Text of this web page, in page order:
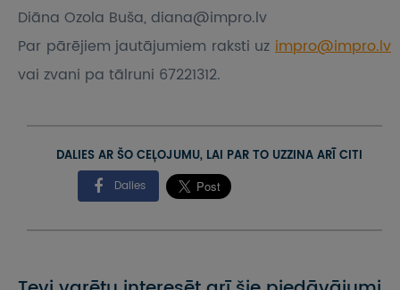
Diāna Ozola Buša, diana@impro.lv
Par pārējiem jautājumiem raksti uz impro@impro.lv
vai zvani pa tālruni 67221312.
DALIES AR ŠO CEĻOJUMU, LAI PAR TO UZZINA ARĪ CITI
Dalies